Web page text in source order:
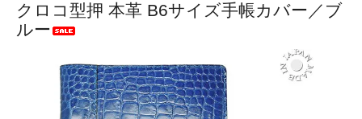
クロコ型押 本革 B6サイズ手帳カバー／ブ
ルー